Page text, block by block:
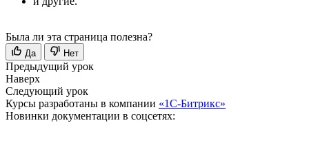
Была ли эта страница полезна?
Да Нет
Предыдущий урок
Наверх
Следующий урок
Курсы разработаны в компании «1С-Битрикс»
Новинки документации в соцсетях: